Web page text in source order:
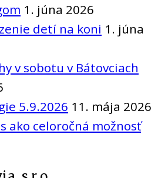
1. júna 2026
detí na koni 1. júna
v sobotu v Bátovciach
5.9.2026 11. mája 2026
ako celoročná možnosť